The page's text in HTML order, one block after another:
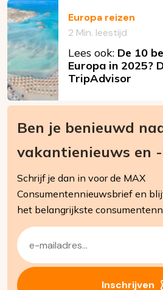
Europa reizen
2 Min. leestijd
Lees ook: De 10
Europa in 2025?
TripAdvisor
Ben je benieuwd
vakantienieuws en
Schrijf je dan in voor de MAX
Consumentennieuwsbrief en
het belangrijkste
E-
mailadres
(Vereist)
Inschrijven